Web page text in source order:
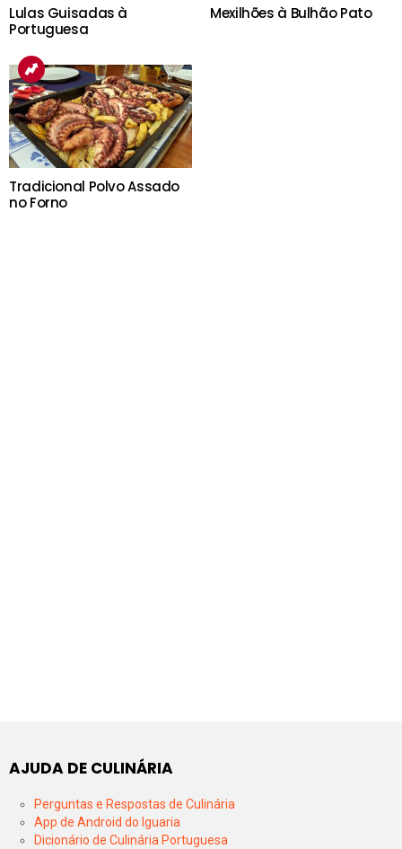
Lulas Guisadas à
Portuguesa
Mexilhões à Bulhão Pato
Tradicional Polvo Assado
no Forno
AJUDA DE CULINÁRIA
Perguntas e Respostas de Culinária
App de Android do Iguaria
Dicionário de Culinária Portuguesa